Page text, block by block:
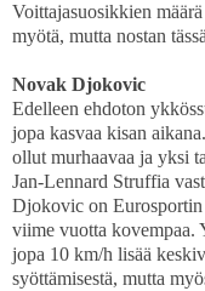
Voittajasuosikkien
myötä, mutta nostan
Novak Djokovic
Edelleen ehdoton
jopa kasvaa kisan
ollut murhaavaa ja yksi
Jan-Lennard Struffia
Djokovic on
viime vuotta
jopa 10 km/h lisää
syöttämisestä, mutta